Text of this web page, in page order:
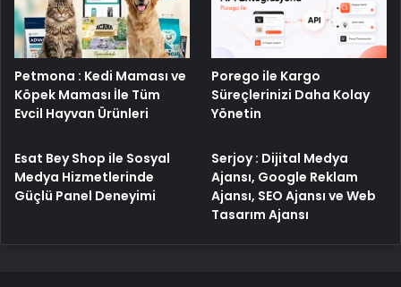
Petmona : Kedi Maması ve
Köpek Maması İle Tüm
Evcil Hayvan Ürünleri
Porego ile Kargo
Süreçlerinizi Daha Kolay
Yönetin
Esat Bey Shop ile Sosyal
Medya Hizmetlerinde
Güçlü Panel Deneyimi
Serjoy : Dijital Medya
Ajansı, Google Reklam
Ajansı, SEO Ajansı ve Web
Tasarım Ajansı